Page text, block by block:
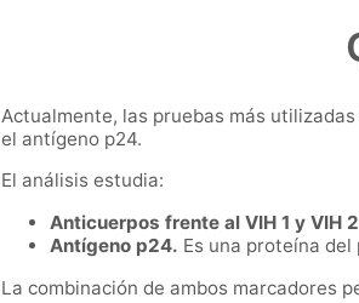
Actualmente, las pruebas más
el antígeno p24.
El análisis estudia:
Anticuerpos frente al VIH 1 y VIH
Antígeno p24. Es una proteína
La combinación de ambos marcadores